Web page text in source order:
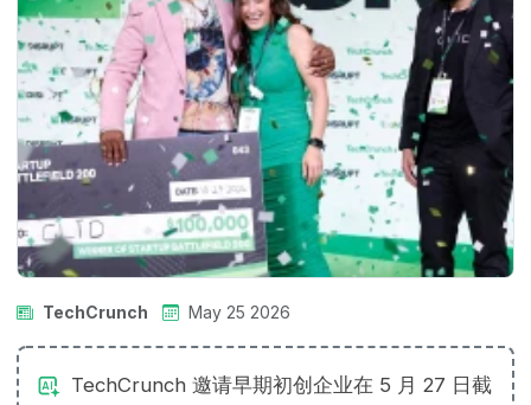
TechCrunch May 25 2026
TechCrunch 邀请早期初创企业在 5 月 27 日截